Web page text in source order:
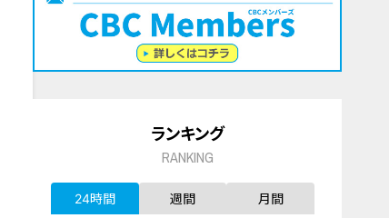
ランキング
RANKING
24時間 週間 月間